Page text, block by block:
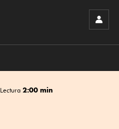
Lectura 2:00 min